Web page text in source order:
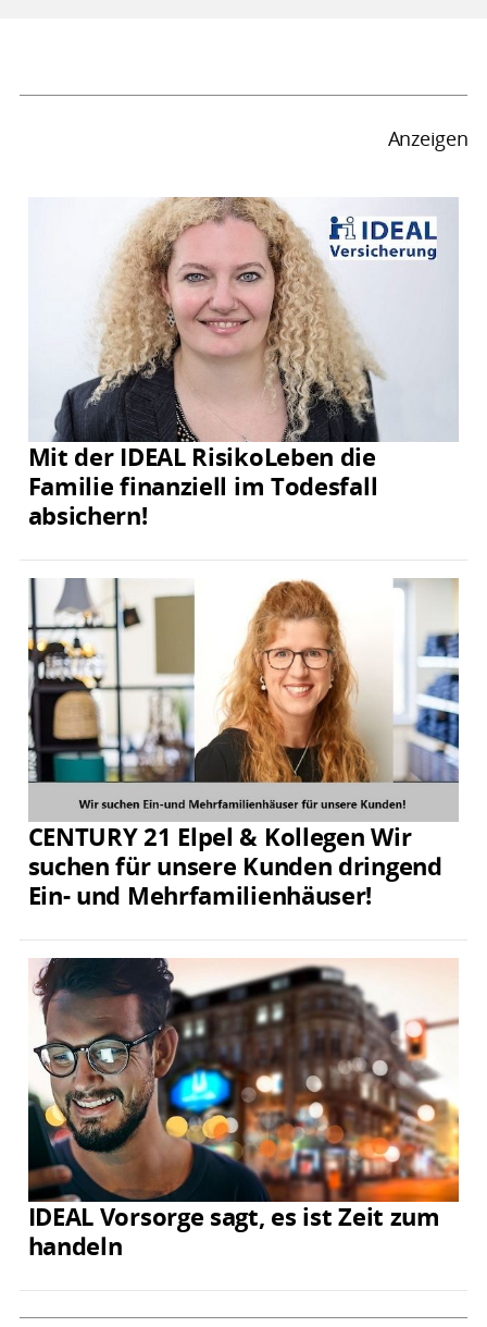
Anzeigen
Mit der IDEAL RisikoLeben die
Familie finanziell im Todesfall
absichern!
CENTURY 21 Elpel & Kollegen Wir
suchen für unsere Kunden dringend
Ein- und Mehrfamilienhäuser!
IDEAL Vorsorge sagt, es ist Zeit zum
handeln